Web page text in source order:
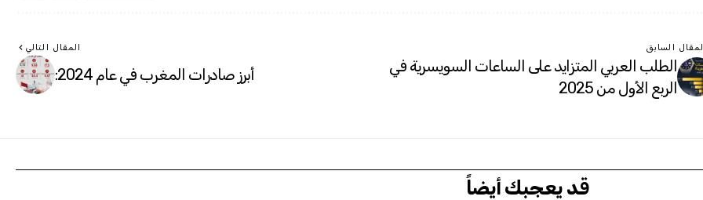
السابق
الطلب العربي المتزايد على الساعات السويسرية في
الربع الأول من 2025
المقال التالي
أبرز صادرات المغرب في عام 2024:
قد يعجبك أيضاً